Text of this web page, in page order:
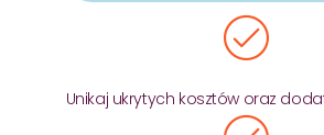
Unikaj ukrytych kosztów oraz